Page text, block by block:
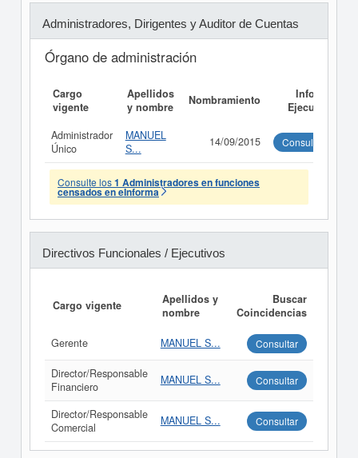
Administradores, Dirigentes y Auditor de Cuentas
Órgano de administración
Cargo
vigente
Apellidos
y nombre
Nombramiento
Informe
Ejecutivo
Administrador
Único
MANUEL
S...
14/09/2015 Consultar
Consulte los1 Administradores en funciones
censados en eInforma
Directivos Funcionales / Ejecutivos
Cargo vigente
Apellidos y
nombre
Buscar
Coincidencias
Gerente MANUEL S... Consultar
Director/Responsable
Financiero
MANUEL S... Consultar
Director/Responsable
Comercial
MANUEL S... Consultar